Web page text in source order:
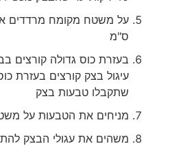
ס"מ
בעזרת כוס גדולה קורצים בבצק
עיגול בצק קורצים בעזרת
שתקבלו טבעות בצק
מניחים את הטבעות על
משהים את עגולי הבצק להתפחה 30